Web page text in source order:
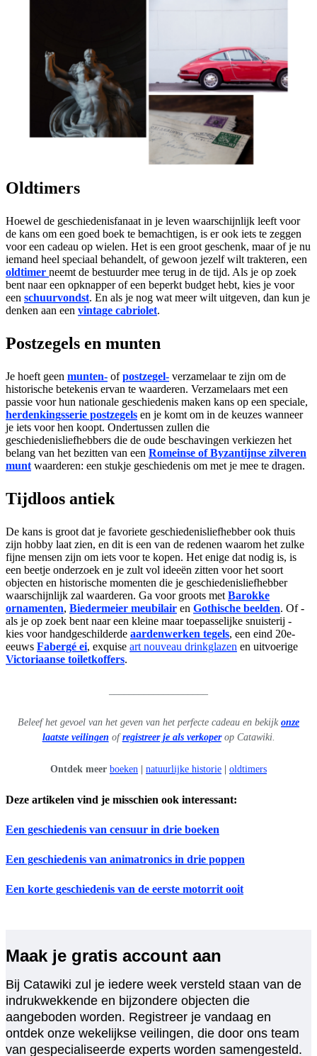
Oldtimers
Hoewel de geschiedenisfanaat in je leven waarschijnlijk leeft voor
de kans om een goed boek te bemachtigen, is er ook iets te zeggen
voor een cadeau op wielen. Het is een groot geschenk, maar of je nu
iemand heel speciaal behandelt, of gewoon jezelf wilt trakteren, een
oldtimer neemt de bestuurder mee terug in de tijd. Als je op zoek
bent naar een opknapper of een beperkt budget hebt, kies je voor
een schuurvondst. En als je nog wat meer wilt uitgeven, dan kun je
denken aan een vintage cabriolet.
Postzegels en munten
Je hoeft geen munten- ofpostzegel- verzamelaar te zijn om de
historische betekenis ervan te waarderen. Verzamelaars met een
passie voor hun nationale geschiedenis maken kans op een speciale,
herdenkingsserie postzegels en je komt om in de keuzes wanneer
je iets voor hen koopt. Ondertussen zullen die
geschiedenisliefhebbers die de oude beschavingen verkiezen het
belang van het bezitten van een Romeinse of Byzantijnse zilveren
munt waarderen: een stukje geschiedenis om met je mee te dragen.
Tijdloos antiek
De kans is groot dat je favoriete geschiedenisliefhebber ook thuis
zijn hobby laat zien, en dit is een van de redenen waarom het zulke
fijne mensen zijn om iets voor te kopen. Het enige dat nodig is, is
een beetje onderzoek en je zult vol ideeën zitten voor het soort
objecten en historische momenten die je geschiedenisliefhebber
waarschijnlijk zal waarderen. Ga voor groots met Barokke
ornamenten, Biedermeier meubilair en Gothische beelden. Of -
als je op zoek bent naar een kleine maar toepasselijke snuisterij -
kies voor handgeschilderde aardenwerken tegels, een eind 20e-
eeuws Fabergé ei, exquise art nouveau drinkglazen en uitvoerige
Victoriaanse toiletkoffers.
Beleef het gevoel van het geven van het perfecte cadeau en bekijk onze
laatste veilingen ofregistreer je als verkoperop Catawiki.
Ontdek meer boeken natuurlijke historie oldtimers
Deze artikelen vind je misschien ook interessant:
Een geschiedenis van censuur in drie boeken
Een geschiedenis van animatronics in drie poppen
Een korte geschiedenis van de eerste motorrit ooit
Maak je gratis account aan
Bij Catawiki zul je iedere week versteld staan van de
indrukwekkende en bijzondere objecten die
aangeboden worden. Registreer je vandaag en
ontdek onze wekelijkse veilingen, die door ons team
van gespecialiseerde experts worden samengesteld.